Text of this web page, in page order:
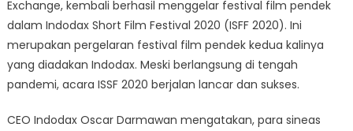
Gelar
Festival
Film
Pendek
Exchange, kembali berhasil menggelar festival film pendek
dalam Indodax Short Film Festival 2020 (ISFF 2020). Ini
merupakan pergelaran festival film pendek kedua kalinya
yang diadakan Indodax. Meski berlangsung di tengah
pandemi, acara ISSF 2020 berjalan lancar dan sukses.
CEO Indodax Oscar Darmawan mengatakan, para sineas